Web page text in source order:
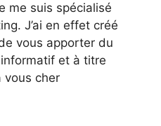
me suis spécialisé
J’ai en effet créé
vous apporter du
et à titre
vous cher